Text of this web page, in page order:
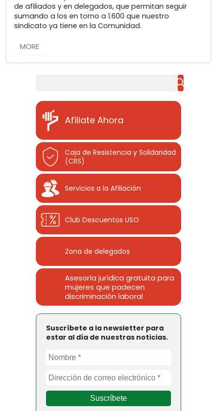
de afiliados y en delegados, que permitan seguir
sumando a los en torno a 1.600 que nuestro
sindicato ya tiene en la Comunidad.
MORE
Afíliate Ahora
Caja de Resistencia y Solidaridad
(CRS)
Servicios a la Afiliación
Club Descuentos USO
Zona de delegados
Asesoría jurídica gratuita para
mujeres que padecen
discriminación laboral
Suscríbete a la newsletter para
estar al día de nuestras noticias.